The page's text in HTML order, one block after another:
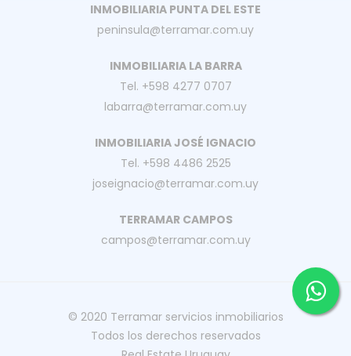
INMOBILIARIA PUNTA DEL ESTE
peninsula@terramar.com.uy
INMOBILIARIA LA BARRA
Tel. +598 4277 0707
labarra@terramar.com.uy
INMOBILIARIA JOSÉ IGNACIO
Tel. +598 4486 2525
joseignacio@terramar.com.uy
TERRAMAR CAMPOS
campos@terramar.com.uy
© 2020 Terramar servicios inmobiliarios
Todos los derechos reservados